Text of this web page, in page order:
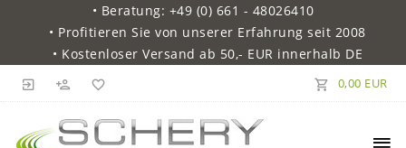
• Beratung: +49 (0) 661 - 48026410
• Profitieren Sie von unserer Erfahrung seit 2008
• Kostenloser Versand ab 50,- EUR innerhalb DE
0,00 EUR